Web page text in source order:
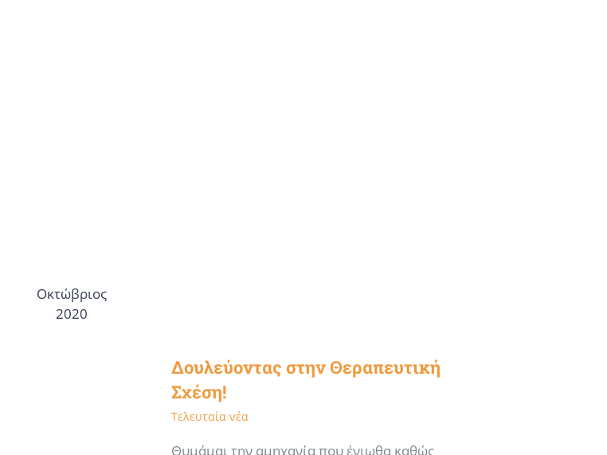
Οκτώβριος
2020
Δουλεύοντας στην Θεραπευτική
Σχέση!
Τελευταία νέα
Θυμάμαι την αμηχανία που ένιωθα καθώς